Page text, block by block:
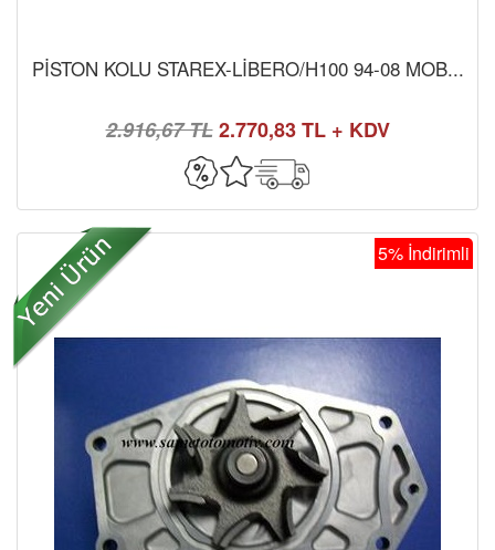
PİSTON KOLU STAREX-LİBERO/H100 94-08 MOB...
2.916,67 TL2.770,83 TL + KDV
5% İndirimli